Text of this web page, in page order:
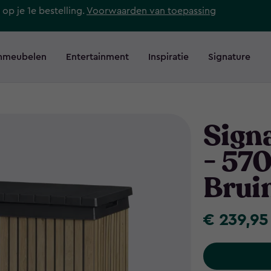
je 1e bestelling. Voorwaarden van toepassing
Entertainment Inspiratie Signature
-
€
€ 239,95